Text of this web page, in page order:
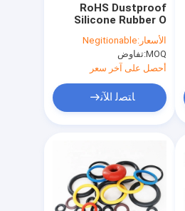
RoHS Dustproof
Silicone Rubber O
Rings Seal Anti
Abrasion Sound
Insulation
الأسعار:Negitionable
MOQ: تفاوض
أحصل على آخر سعر
ﺎﺘﺼﻟ ﺍﻶﻧ